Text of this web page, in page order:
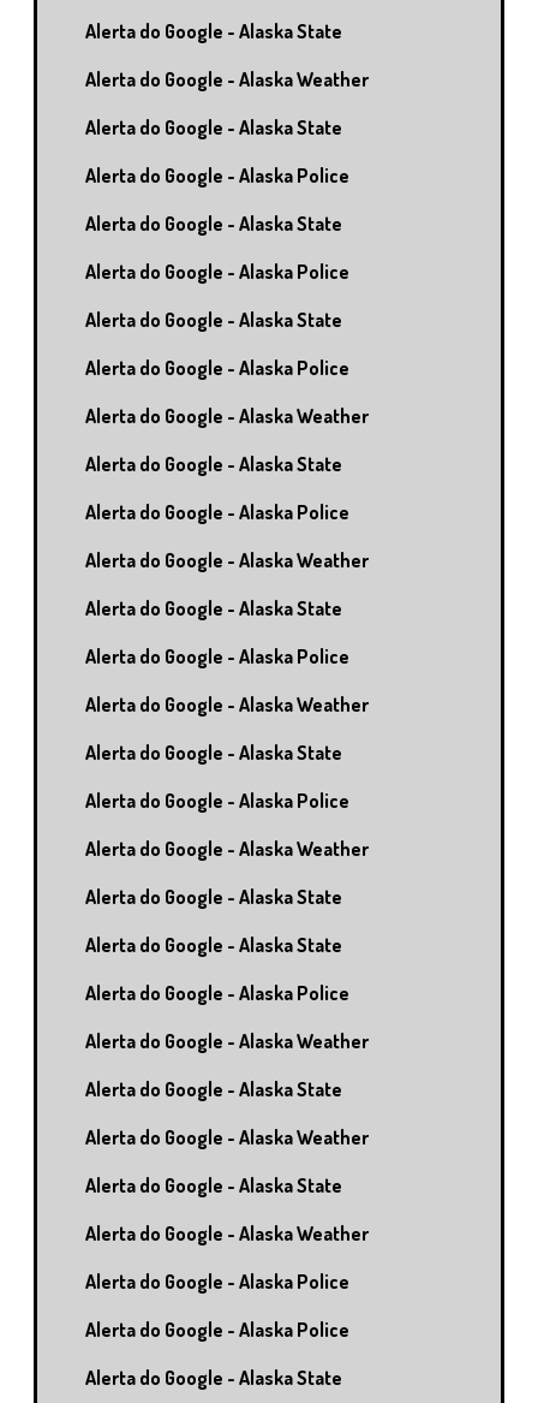
Alerta do Google - Alaska State
Alerta do Google - Alaska Weather
Alerta do Google - Alaska State
Alerta do Google - Alaska Police
Alerta do Google - Alaska State
Alerta do Google - Alaska Police
Alerta do Google - Alaska State
Alerta do Google - Alaska Police
Alerta do Google - Alaska Weather
Alerta do Google - Alaska State
Alerta do Google - Alaska Police
Alerta do Google - Alaska Weather
Alerta do Google - Alaska State
Alerta do Google - Alaska Police
Alerta do Google - Alaska Weather
Alerta do Google - Alaska State
Alerta do Google - Alaska Police
Alerta do Google - Alaska Weather
Alerta do Google - Alaska State
Alerta do Google - Alaska State
Alerta do Google - Alaska Police
Alerta do Google - Alaska Weather
Alerta do Google - Alaska State
Alerta do Google - Alaska Weather
Alerta do Google - Alaska State
Alerta do Google - Alaska Weather
Alerta do Google - Alaska Police
Alerta do Google - Alaska Police
Alerta do Google - Alaska State